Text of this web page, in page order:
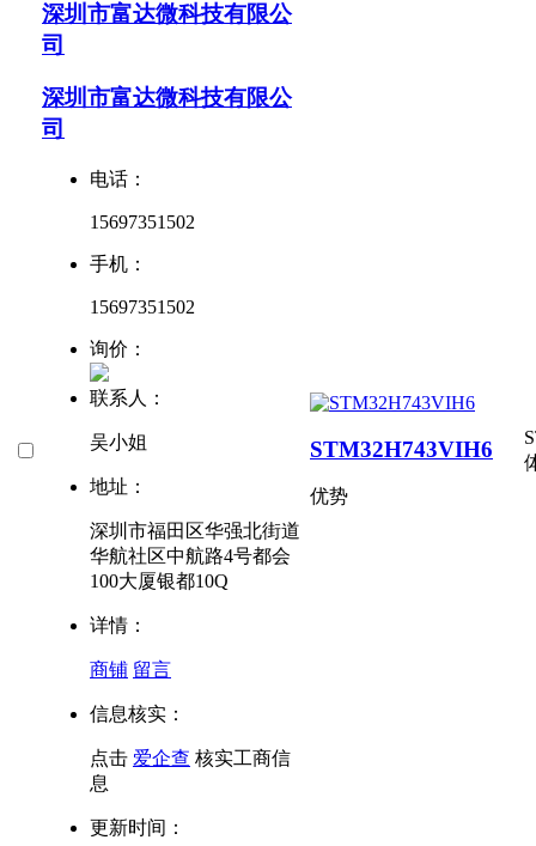
深圳市富达微科技有限公
司
深圳市富达微科技有限公
司
电话：
15697351502
手机：
15697351502
询价：
联系人：
吴小姐
地址：
深圳市福田区华强北街道
华航社区中航路4号都会
100大厦银都10Q
详情：
商铺 留言
信息核实：
点击 爱企查 核实工商信
息
更新时间：
STM32H743VIH6
优势